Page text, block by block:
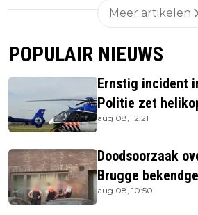
Meer artikelen
POPULAIR NIEUWS
Ernstig incident
Politie zet
aug 08, 12:21
Doodsoorzaak
Brugge
aug 08, 10:50